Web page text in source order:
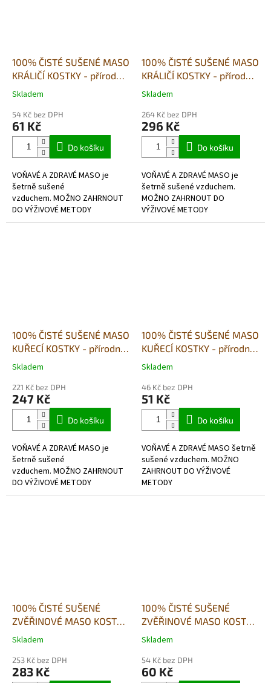
100% ČISTÉ SUŠENÉ MASO
KRÁLIČÍ KOSTKY - přírodní
pamlsek -80g
Průměrné
produktu
je
hvězdiček.
Skladem
54 Kč bez DPH
61 Kč
Do košíku
VOŇAVÉ A ZDRAVÉ MASO je
šetrně sušené
vzduchem. MOŽNO ZAHRNOUT
DO VÝŽIVOVÉ METODY
BARF- hypoalergenní, bez
100% ČISTÉ SUŠENÉ MASO
KRÁLIČÍ KOSTKY - přírodní
pamlsek- 500g
Průměrné
produktu
je
hvězdiček.
Skladem
264 Kč bez DPH
296 Kč
Do košíku
VOŇAVÉ A ZDRAVÉ MASO je
šetrně sušené vzduchem.
MOŽNO ZAHRNOUT DO
VÝŽIVOVÉ METODY
BARF- hypoalergenní, bez
100% ČISTÉ SUŠENÉ MASO
KUŘECÍ KOSTKY - přírodní
pamlsek-500g
Průměrné
produktu
je
hvězdiček.
Skladem
221 Kč bez DPH
247 Kč
Do košíku
VOŇAVÉ A ZDRAVÉ MASO je
šetrně sušené
vzduchem. MOŽNO ZAHRNOUT
DO VÝŽIVOVÉ METODY
BARF- hypoalergenní, bez
100% ČISTÉ SUŠENÉ MASO
KUŘECÍ KOSTKY - přírodní
pamlsek-80g
Průměrné
produktu
je
hvězdiček.
Skladem
46 Kč bez DPH
51 Kč
Do košíku
VOŇAVÉ A ZDRAVÉ MASO šetrně
sušené vzduchem. MOŽNO
ZAHRNOUT DO VÝŽIVOVÉ
METODY
BARF- hypoalergenní, bez
100% ČISTÉ SUŠENÉ
ZVĚŘINOVÉ MASO KOSTKY
- přírodní pamlsek-500g
Průměrné
produktu
je
Skladem
253 Kč bez DPH
283 Kč
100% ČISTÉ SUŠENÉ
ZVĚŘINOVÉ MASO KOSTKY
- přírodní pamlsek-80g
Průměrné
produktu
je
Skladem
54 Kč bez DPH
60 Kč